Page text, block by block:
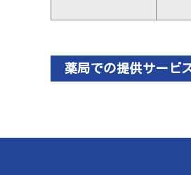
薬局での提供サービ